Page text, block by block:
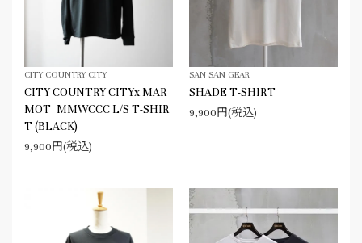
CITY COUNTRY CITY
CITY COUNTRY CITYx MAR
MOT_MMWCCC L/S T-SHIR
T (BLACK)
9,900円(税込)
SAN SAN GEAR
SHADE T-SHIRT
9,900円(税込)